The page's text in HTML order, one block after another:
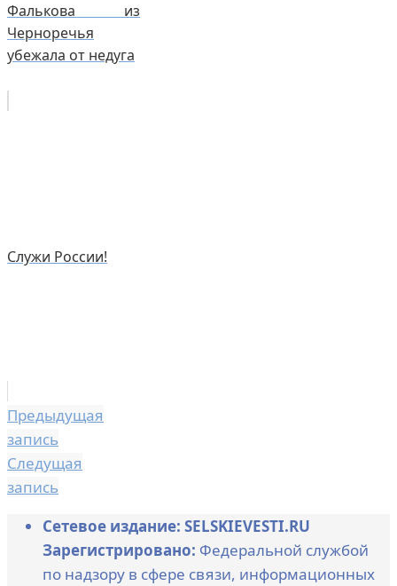
Фалькова из
Черноречья
убежала от недуга
Служи России!
Предыдущая
запись
Следущая
запись
Сетевое издание: SELSKIEVESTI.RU
Зарегистрировано: Федеральной службой
по надзору в сфере связи, информационных